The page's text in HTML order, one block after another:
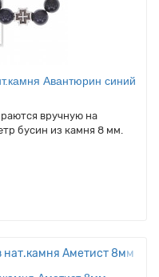
Авантюрин синий
вручную на
бусин из камня 8 мм.